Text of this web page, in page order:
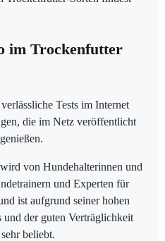
im Trockenfutter
Tests im Internet
die im Netz veröffentlicht
von Hundehalterinnen und
und Experten für
ist aufgrund seiner hohen
der guten Verträglichkeit
beliebt.